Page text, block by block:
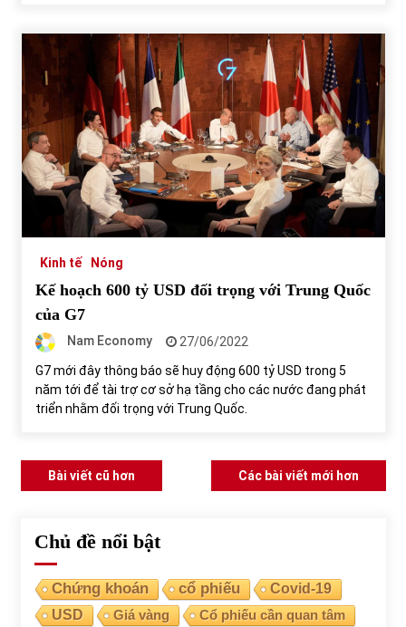
Kinh tế Nóng
Kế hoạch 600 tỷ USD đối trọng với Trung Quốc
của G7
Nam Economy
27/06/2022
G7 mới đây thông báo sẽ huy động 600 tỷ USD trong 5
năm tới để tài trợ cơ sở hạ tầng cho các nước đang phát
triển nhằm đối trọng với Trung Quốc.
ĐiềuBài viết cũ hơn Các bài viết mới hơn
Chủ đề nổi bật
Chứng khoán cổ phiếu
Covid-19
USD
Giá vàng Cổ phiếu cần quan tâm